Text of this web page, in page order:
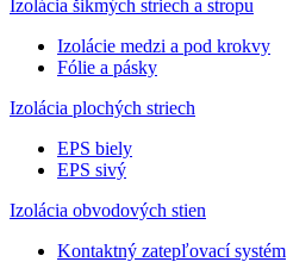
Izolácia šikmých striech a stropu
Izolácie medzi a pod krokvy
Fólie a pásky
Izolácia plochých striech
EPS biely
EPS sivý
Izolácia obvodových stien
Kontaktný zatepľovací systém